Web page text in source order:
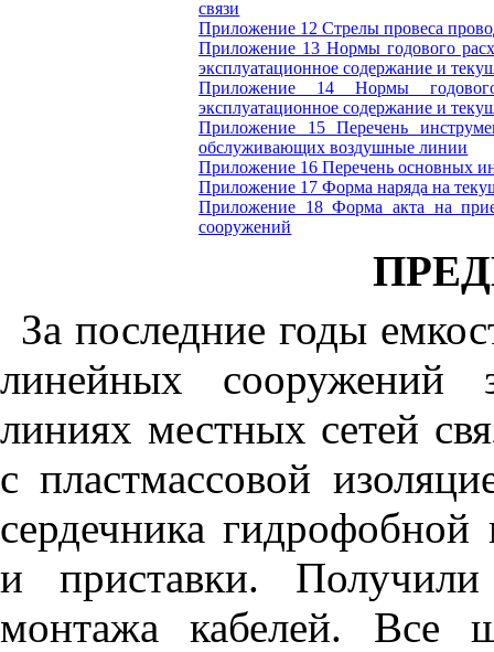
связи
Приложение 12Стрелы провеса
Приложение 13Нормы годового
эксплуатационное содержание и
Приложение 14Нормы
эксплуатационное содержание и
Приложение 15Перечень
обслуживающих воздушные линии
Приложение 16Перечень основных
Приложение 17Форма наряда на
Приложение 18 Форма акта на
сооружений
За последние годы
линейных сооружений
линиях местных сетей
с пластмассовой
сердечника
и приставки.
монтажа кабелей. Все